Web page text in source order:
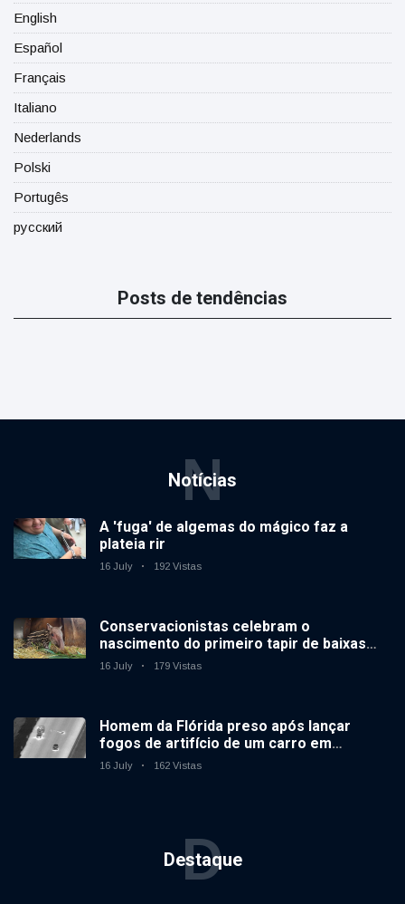
English
Español
Français
Italiano
Nederlands
Polski
Portugês
русский
Posts de tendências
Notícias
N
A 'fuga' de algemas do mágico faz a
plateia rir
16 July 192 Vistas
Conservacionistas celebram o
nascimento do primeiro tapir de baixas
terras no zoológico do Reino Unido em 14
16 July 179 Vistas
Homem da Flórida preso após lançar
fogos de artifício de um carro em
movimento
16 July 162 Vistas
Destaque
D